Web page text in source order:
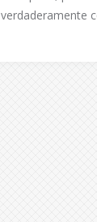
verdaderamente